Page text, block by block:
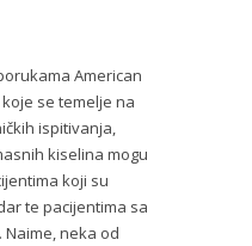
American
se temelje na
ispitivanja,
kiselina mogu
koji su
te pacijentima sa
neka od